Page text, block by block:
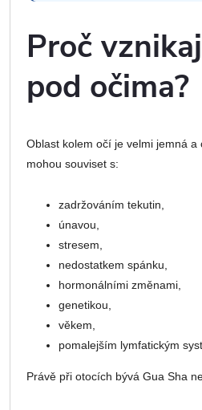
Proč
pod očima?
Oblast kolem očí je velmi jemná a
mohou souviset s:
zadržováním tekutin,
únavou,
stresem,
nedostatkem spánku,
hormonálními změnami,
genetikou,
věkem,
pomalejším lymfatickým
Právě při otocích bývá Gua Sha